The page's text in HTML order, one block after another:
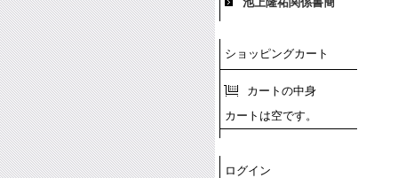
ショッピングカート
カートの中身
カートは空です。
ログイン